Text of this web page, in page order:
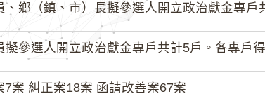
（鎮、市）長擬參選人開立政治獻金專戶共計
選人開立政治獻金專戶共計5戶。各專戶得收受
案 糾正案18案 函請改善案67案